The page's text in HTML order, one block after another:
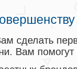
сделать
Вам